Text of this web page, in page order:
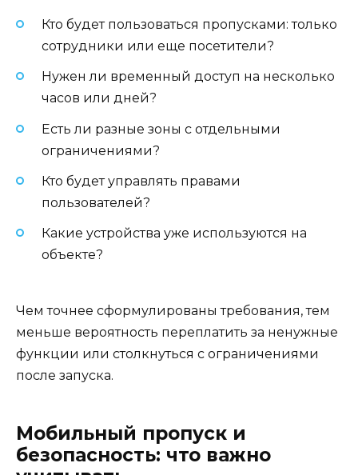
Кто будет пользоваться пропусками: только
сотрудники или еще посетители?
Нужен ли временный доступ на несколько
часов или дней?
Есть ли разные зоны с отдельными
ограничениями?
Кто будет управлять правами
пользователей?
Какие устройства уже используются на
объекте?
Чем точнее сформулированы требования, тем
меньше вероятность переплатить за ненужные
функции или столкнуться с ограничениями
после запуска.
Мобильный пропуск и
безопасность: что важно